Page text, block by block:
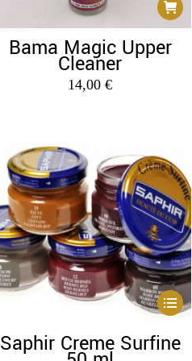
Bama Magic Upper
Cleaner
14,00 €
Dieses
weist
Saphir Creme Surfine